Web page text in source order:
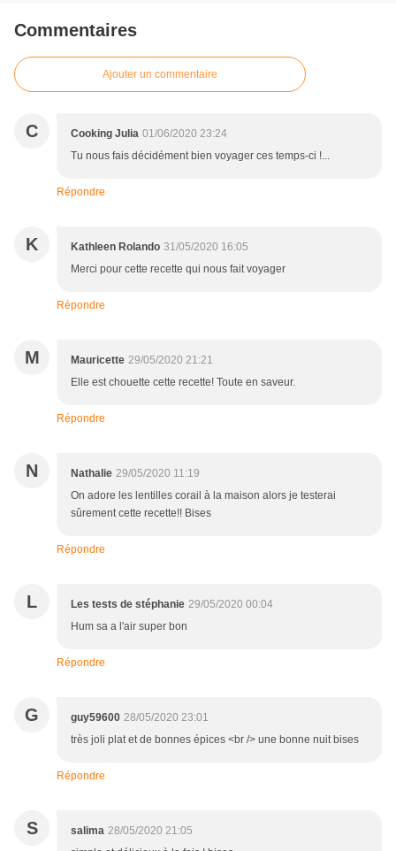
Commentaires
Ajouter un commentaire
C Cooking Julia 01/06/2020 23:24
Tu nous fais décidément bien voyager ces temps-ci !...
Répondre
K Kathleen Rolando 31/05/2020 16:05
Merci pour cette recette qui nous fait voyager
Répondre
M Mauricette 29/05/2020 21:21
Elle est chouette cette recette! Toute en saveur.
Répondre
N Nathalie 29/05/2020 11:19
On adore les lentilles corail à la maison alors je testerai
sûrement cette recette!! Bises
Répondre
L Les tests de stéphanie 29/05/2020 00:04
Hum sa a l'air super bon
Répondre
G guy59600 28/05/2020 23:01
très joli plat et de bonnes épices <br /> une bonne nuit bises
Répondre
S salima 28/05/2020 21:05